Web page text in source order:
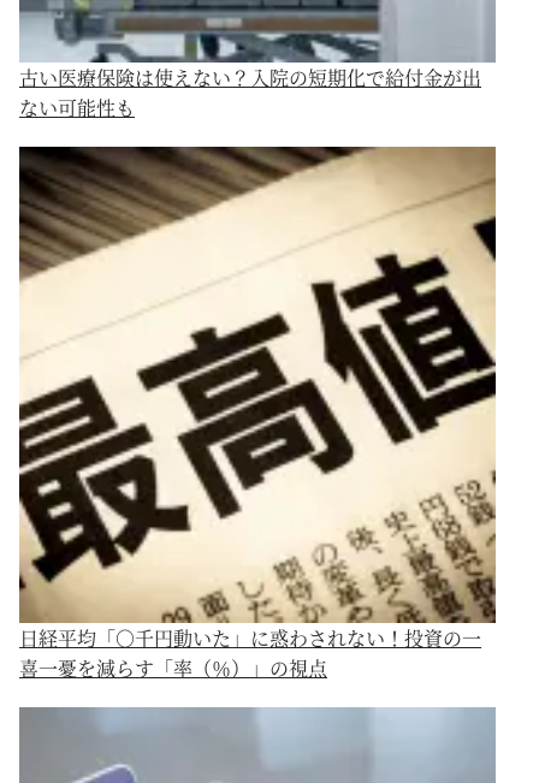
古い医療保険は使えない？入院の短期化で給付金が出
ない可能性も
日経平均「○千円動いた」に惑わされない！投資の一
喜一憂を減らす「率（％）」の視点